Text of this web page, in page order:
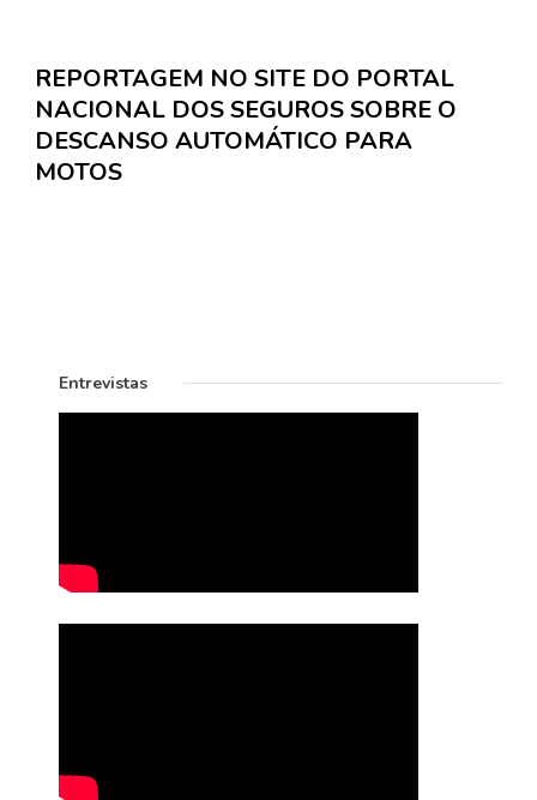
REPORTAGEM NO SITE DO PORTAL
NACIONAL DOS SEGUROS SOBRE O
DESCANSO AUTOMÁTICO PARA
MOTOS
Entrevistas